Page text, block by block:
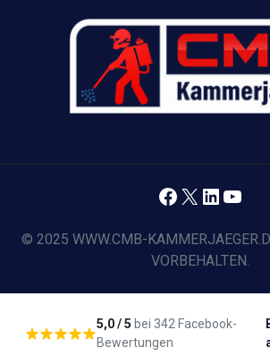
© 2025 WWW.CMB-
VORBEHALTEN.
Facebook
X LinkedIn
5,0 / 5 bei 342 Facebook-
Bewertungen